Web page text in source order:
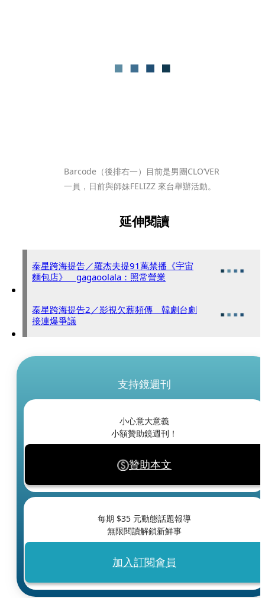
Barcode（後排右一）目前是男團CLO’VER
一員，日前與師妹FELIZZ 來台舉辦活動。
延伸閱讀
泰星跨海提告／羅杰夫提91萬禁播《宇宙
麵包店》 gagaoolala：照常營業
泰星跨海提告2／影視欠薪頻傳 韓劇台劇
接連爆爭議
支持鏡週刊
小心意大意義
小額贊助鏡週刊！
贊助本文
每期 $35 元動態話題報導
無限閱讀解鎖新鮮事
加入訂閱會員